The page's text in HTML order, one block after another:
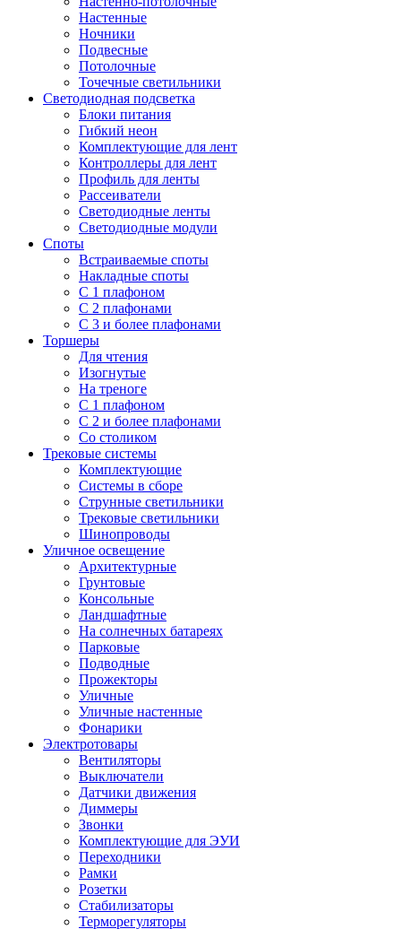
Настенные
Ночники
Подвесные
Потолочные
Точечные светильники
Светодиодная подсветка
Блоки питания
Гибкий неон
Комплектующие для лент
Контроллеры для лент
Профиль для ленты
Рассеиватели
Светодиодные ленты
Светодиодные модули
Споты
Встраиваемые споты
Накладные споты
С 1 плафоном
С 2 плафонами
С 3 и более плафонами
Торшеры
Для чтения
Изогнутые
На треноге
С 1 плафоном
С 2 и более плафонами
Со столиком
Трековые системы
Комплектующие
Системы в сборе
Струнные светильники
Трековые светильники
Шинопроводы
Уличное освещение
Архитектурные
Грунтовые
Консольные
Ландшафтные
На солнечных батареях
Парковые
Подводные
Прожекторы
Уличные
Уличные настенные
Фонарики
Электротовары
Вентиляторы
Выключатели
Датчики движения
Диммеры
Звонки
Комплектующие для ЭУИ
Переходники
Рамки
Розетки
Стабилизаторы
Терморегуляторы